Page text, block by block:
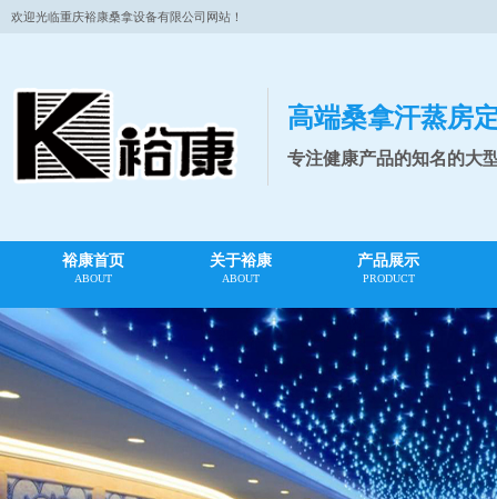
欢迎光临重庆裕康桑拿设备有限公司网站！
高端桑拿汗蒸房
专注健康产品的知名的大
裕康首页
ABOUT
关于裕康
ABOUT
产品展示
PRODUCT